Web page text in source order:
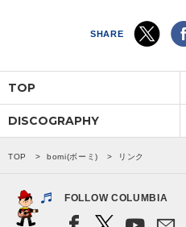
サイトマップ
SHARE
TOP
DISCOGRAPHY
TOP bomi(ボーミ) リンク
FOLLOW COLUMBIA